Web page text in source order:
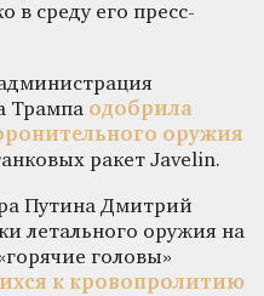
в среду его пресс-
Трампа одобрила
оружия
ракет Javelin.
Путина Дмитрий
летального оружия на
головы»
к кровопролитию